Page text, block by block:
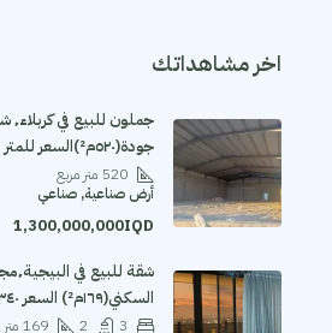
اخر مشاهداتك
جودة(٥٢٠م²)السعر للمتر ٢٬٥٠٠مليون دينار
520 متر مربع
أرض صناعية, صناعي
1,300,000,000IQD
شقة
السكني(١٦٩م²) السعر ٣٤٠مليون دينار
3
2
169